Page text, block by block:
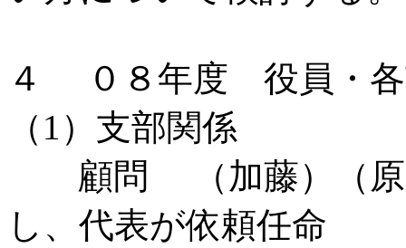
４ ０８年度 役員・各
（1）支部関係
顧問 （加藤）（原
し、代表が依頼任命